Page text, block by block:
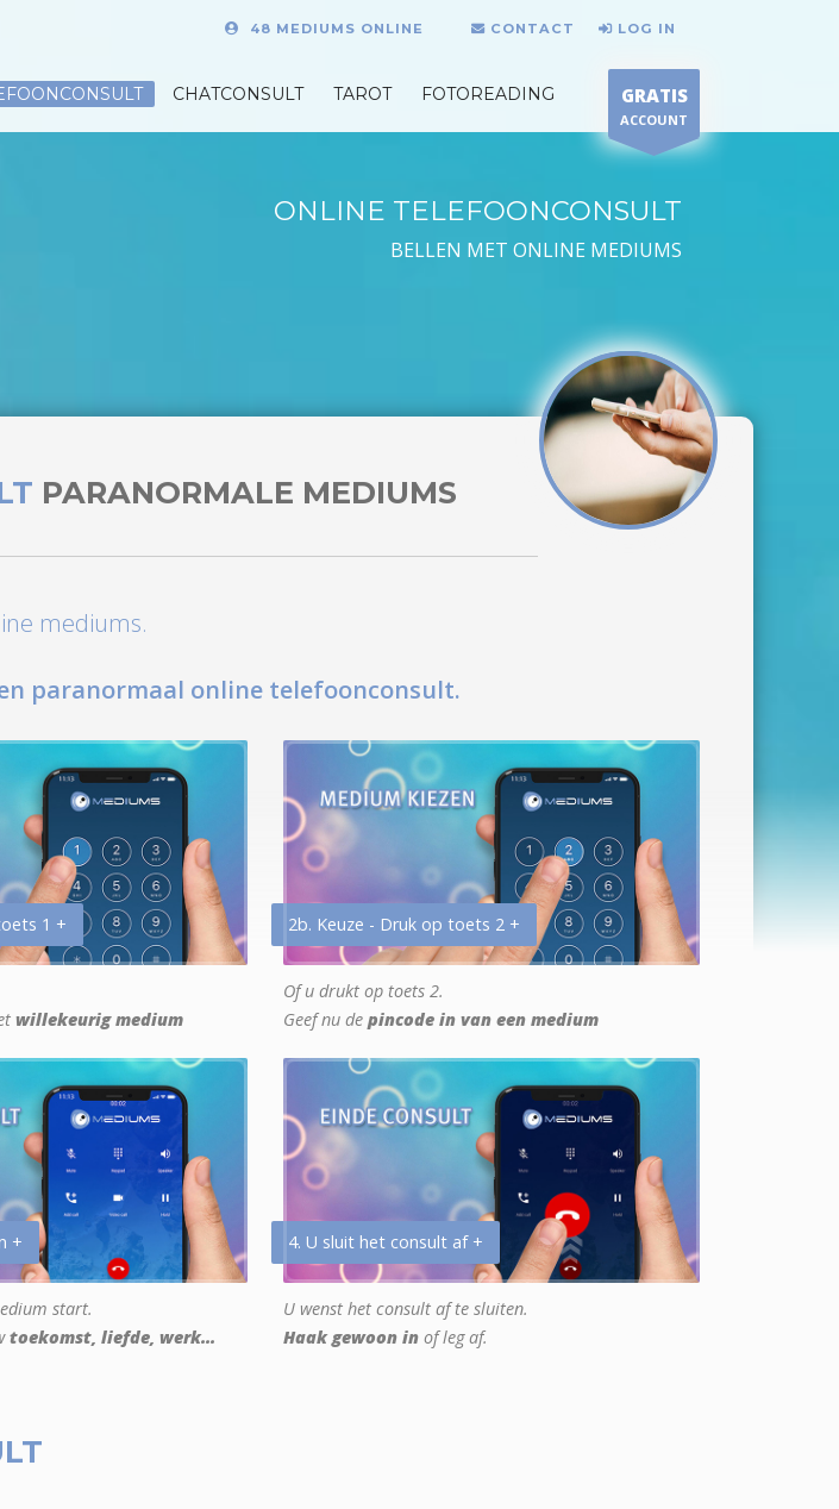
48 MEDIUMS ONLINE CONTACT LOG IN
CHATCONSULT TAROT FOTOREADING GRATIS
ACCOUNT
ONLINE TELEFOONCONSULT
BELLEN MET ONLINE MEDIUMS
PARANORMALE MEDIUMS
mediums.
paranormaal online telefoonconsult.
1 +
willekeurig medium
2b. Keuze - Druk op toets 2 +
Of u drukt op toets 2.
Geef nu de pincode in van een medium
+
start.
toekomst, liefde, werk...
4. U sluit het consult af +
U wenst het consult af te sluiten.
Haak gewoon in of leg af.